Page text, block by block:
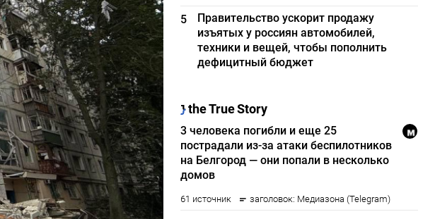
5
Правительство ускорит продажу
изъятых у россиян автомобилей,
техники и вещей, чтобы пополнить
дефицитный бюджет